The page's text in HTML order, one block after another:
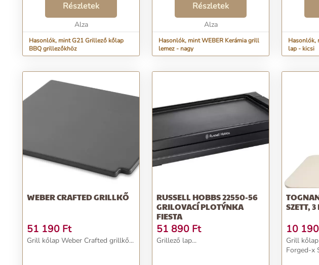
Részletek
Alza
Hasonlók, mint G21 Grillező kőlap
BBQ grillezőkhöz
Részletek
Alza
Hasonlók, mint WEBER Kerámia grill
lemez - nagy
Hasonlók,
lap - kicsi
WEBER CRAFTED GRILLKŐ
51 190 Ft
Grill kőlap Weber Crafted grillkő...
RUSSELL HOBBS 22550-56
GRILOVACÍ PLOTÝNKA
FIESTA
51 890 Ft
Grillező lap...
SZETT,
10 190
Grill
Forged-x